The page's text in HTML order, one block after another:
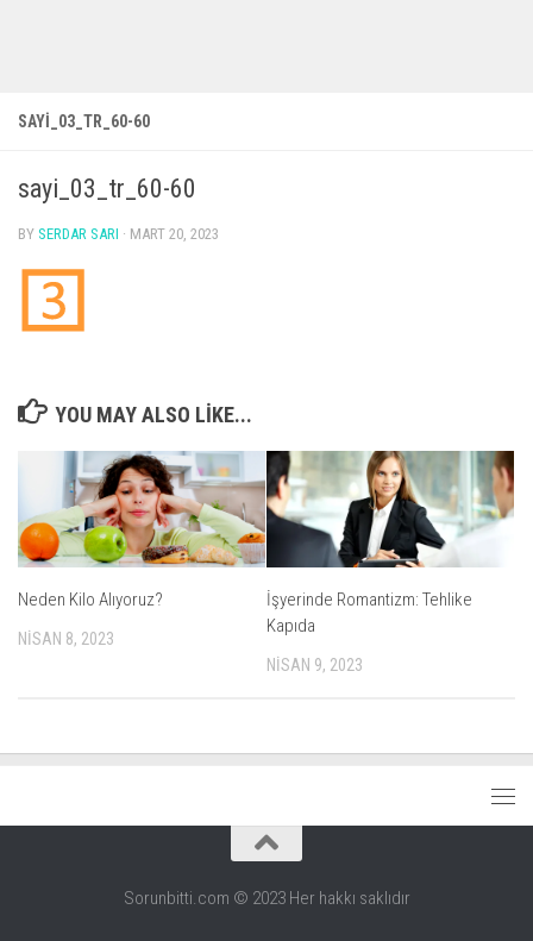
SAYI_03_TR_60-60
sayi_03_tr_60-60
BY SERDAR SARI · MART 20, 2023
YOU MAY ALSO LIKE...
Neden Kilo Alıyoruz?
NISAN 8, 2023
İşyerinde Romantizm: Tehlike
Kapıda
NISAN 9, 2023
Sorunbitti.com © 2023 Her hakkı saklıdır